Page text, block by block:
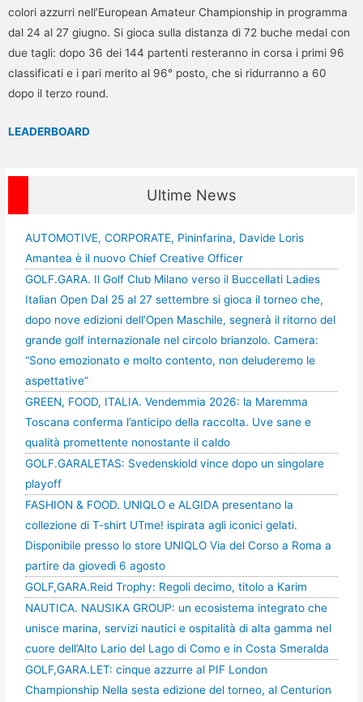
colori azzurri nell’European Amateur Championship in programma
dal 24 al 27 giugno. Si gioca sulla distanza di 72 buche medal con
due tagli: dopo 36 dei 144 partenti resteranno in corsa i primi 96
classificati e i pari merito al 96° posto, che si ridurranno a 60
dopo il terzo round.
LEADERBOARD
Ultime News
AUTOMOTIVE, CORPORATE, Pininfarina, Davide Loris
Amantea è il nuovo Chief Creative Officer
GOLF.GARA. Il Golf Club Milano verso il Buccellati Ladies
Italian Open Dal 25 al 27 settembre si gioca il torneo che,
dopo nove edizioni dell’Open Maschile, segnerà il ritorno del
grande golf internazionale nel circolo brianzolo. Camera:
“Sono emozionato e molto contento, non deluderemo le
aspettative”
GREEN, FOOD, ITALIA. Vendemmia 2026: la Maremma
Toscana conferma l’anticipo della raccolta. Uve sane e
qualità promettente nonostante il caldo
GOLF.GARALETAS: Svedenskiold vince dopo un singolare
playoff
FASHION & FOOD. UNIQLO e ALGIDA presentano la
collezione di T-shirt UTme! ispirata agli iconici gelati.
Disponibile presso lo store UNIQLO Via del Corso a Roma a
partire da giovedì 6 agosto
GOLF,GARA.Reid Trophy: Regoli decimo, titolo a Karim
NAUTICA. NAUSIKA GROUP: un ecosistema integrato che
unisce marina, servizi nautici e ospitalità di alta gamma nel
cuore dell’Alto Lario del Lago di Como e in Costa Smeralda
GOLF,GARA.LET: cinque azzurre al PIF London
Championship Nella sesta edizione del torneo, al Centurion